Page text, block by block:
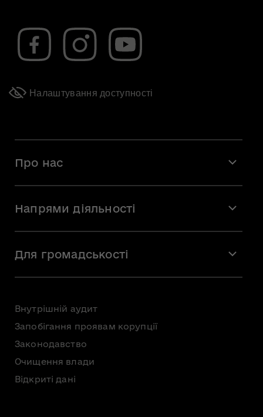
Налаштування доступності
Про нас
Команда
Вакансії
Напрями діяльності
Мистецька освіта
Для громадськості
Громадська рада
Консультації з громадськістю
Доступ до публічної інформації
Безоплатна первинна правнича допомога
Внутрішній аудит
Запобігання проявам корупції
Законодавство
Очищення влади
Відкриті дані